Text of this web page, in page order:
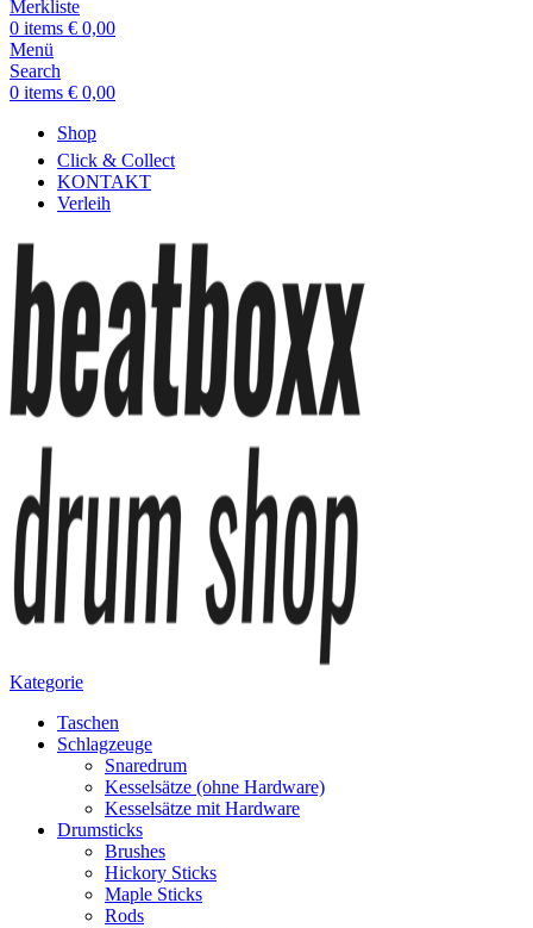
Merkliste
0 items € 0,00
Menü
Search
0 items € 0,00
Shop
Click & Collect
KONTAKT
Verleih
Kategorie
Taschen
Schlagzeuge
Snaredrum
Kesselsätze (ohne Hardware)
Kesselsätze mit Hardware
Drumsticks
Brushes
Hickory Sticks
Maple Sticks
Rods